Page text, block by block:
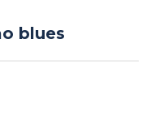
blues